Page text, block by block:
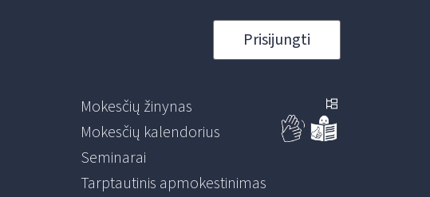
Prisijungti
Mokesčių žinynas
Mokesčių kalendorius
Seminarai
Tarptautinis apmokestinimas